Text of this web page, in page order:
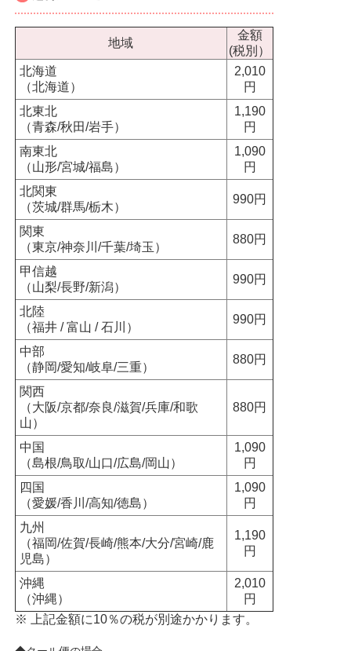
地域
金額
(税別）
北海道
（北海道）
2,010
円
北東北
（青森/秋田/岩手）
1,190
円
南東北
（山形/宮城/福島）
1,090
円
北関東
（茨城/群馬/栃木）
990円
関東
（東京/神奈川/千葉/埼玉）
880円
甲信越
（山梨/長野/新潟）
990円
北陸
（福井 / 富山 / 石川）
990円
中部
（静岡/愛知/岐阜/三重）
880円
関西
（大阪/京都/奈良/滋賀/兵庫/和歌
山）
880円
中国
（島根/鳥取/山口/広島/岡山）
1,090
円
四国
（愛媛/香川/高知/徳島）
1,090
円
九州
（福岡/佐賀/長崎/熊本/大分/宮崎/鹿
児島）
1,190
円
沖縄
（沖縄）
2,010
円
※ 上記金額に10％の税が別途かかります。